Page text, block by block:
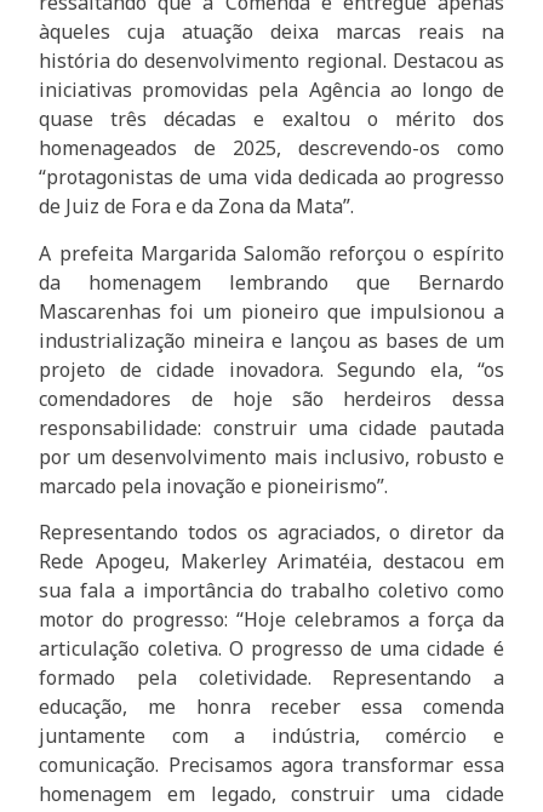
àqueles cuja atuação deixa marcas reais na
história do desenvolvimento regional. Destacou as
iniciativas promovidas pela Agência ao longo de
quase três décadas e exaltou o mérito dos
homenageados de 2025, descrevendo-os como
“protagonistas de uma vida dedicada ao progresso
de Juiz de Fora e da Zona da Mata”.
A prefeita Margarida Salomão reforçou o espírito
da homenagem lembrando que Bernardo
Mascarenhas foi um pioneiro que impulsionou a
industrialização mineira e lançou as bases de um
projeto de cidade inovadora. Segundo ela, “os
comendadores de hoje são herdeiros dessa
responsabilidade: construir uma cidade pautada
por um desenvolvimento mais inclusivo, robusto e
marcado pela inovação e pioneirismo”.
Representando todos os agraciados, o diretor da
Rede Apogeu, Makerley Arimatéia, destacou em
sua fala a importância do trabalho coletivo como
motor do progresso: “Hoje celebramos a força da
articulação coletiva. O progresso de uma cidade é
formado pela coletividade. Representando a
educação, me honra receber essa comenda
juntamente com a indústria, comércio e
comunicação. Precisamos agora transformar essa
homenagem em legado, construir uma cidade